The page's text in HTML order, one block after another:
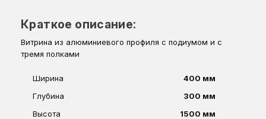
Краткое описание:
Витрина из алюминиевого профиля с подиумом и с
тремя полками
Ширина
400 мм
Глубина
300 мм
Высота
1500 мм